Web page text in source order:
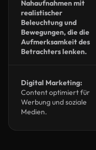
Nahaufnahmen mit
realistischer
Beleuchtung und
Bewegungen, die die
Aufmerksamkeit des
Betrachters lenken.
Digital Marketing:
Content optimiert für
Werbung und soziale
Medien.